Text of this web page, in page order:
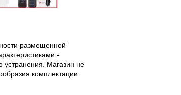
размещенной
-
устранения. Магазин не
комплектации